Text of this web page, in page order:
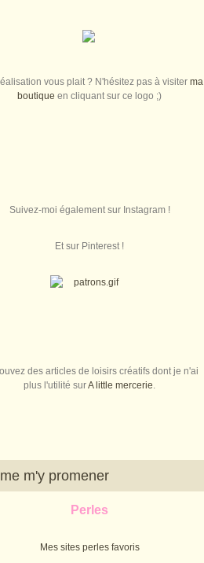
vous plait ? N'hésitez pas à visiter ma
boutique en cliquant sur ce logo ;)
Suivez-moi également sur Instagram !
Et sur Pinterest !
des articles de loisirs créatifs dont je n'ai
plus l'utilité surA little mercerie.
m'y promener
Perles
Mes sites perles favoris